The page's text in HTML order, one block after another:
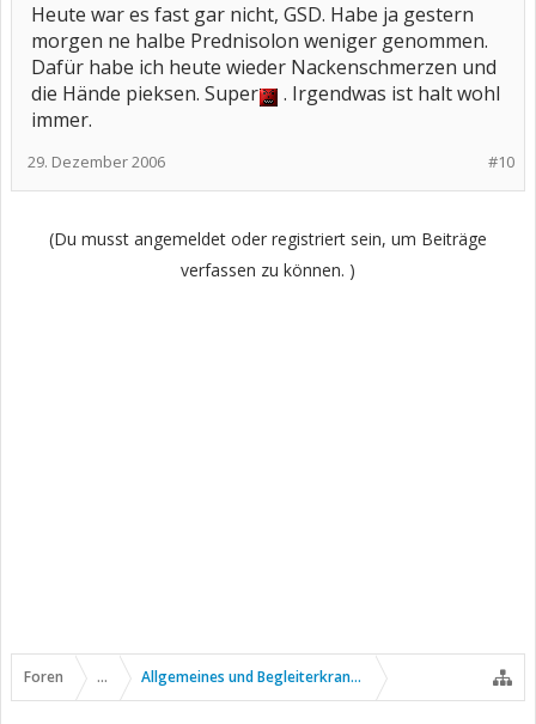
Heute war es fast gar nicht, GSD. Habe ja gestern
morgen ne halbe Prednisolon weniger genommen.
Dafür habe ich heute wieder Nackenschmerzen und
die Hände pieksen. Super
. Irgendwas ist halt wohl
immer.
#10
29. Dezember 2006
(Du musst angemeldet oder registriert sein, um Beiträge
verfassen zu können. )
Foren ... Allgemeines und Begleiterkrankungen